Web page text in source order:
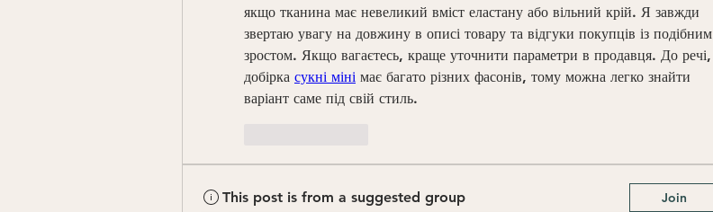
якщо тканина має невеликий вміст еластану або вільний крій. Я завжди
звертаю увагу на довжину в описі товару та відгуки покупців із подібним
зростом. Якщо вагаєтесь, краще уточнити параметри в продавця. До речі,
добірка сукні міні має багато різних фасонів, тому можна легко знайти
варіант саме під свій стиль.
This post is from a suggested group Join